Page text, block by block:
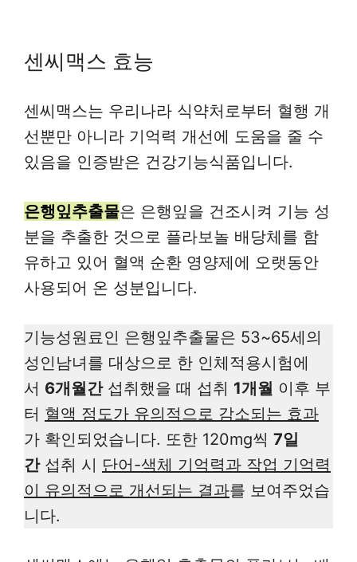
센씨맥스 효능
센씨맥스는 우리나라 식약처로부터 혈행 개
선뿐만 아니라 기억력 개선에 도움을 줄 수
있음을 인증받은 건강기능식품입니다.
은행잎추출물은 은행잎을 건조시켜 기능 성
분을 추출한 것으로 플라보놀 배당체를 함
유하고 있어 혈액 순환 영양제에 오랫동안
사용되어 온 성분입니다.
기능성원료인 은행잎추출물은 53~65세의
성인남녀를 대상으로 한 인체적용시험에
서 6개월간섭취했을 때 섭취 1개월 이후 부
터 혈액 점도가 유의적으로 감소되는 효과
가 확인되었습니다. 또한 120mg씩 7일
간섭취 시 단어-색체 기억력과 작업 기억력
이 유의적으로 개선되는 결과를 보여주었습
니다.